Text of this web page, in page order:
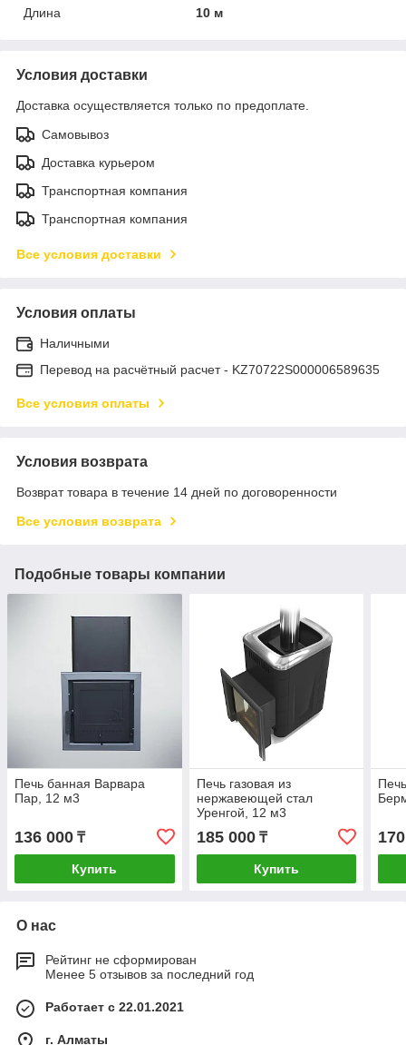
Длина
10 м
Условия доставки
Доставка осуществляется только по предоплате.
Самовывоз
Доставка курьером
Транспортная компания
Транспортная компания
Все условия доставки
Условия оплаты
Наличными
Перевод на расчётный расчет - KZ70722S000006589635
Все условия оплаты
Условия возврата
Возврат товара в течение 14 дней по договоренности
Все условия возврата
Подобные товары компании
Печь банная Варвара
Пар, 12 м3
136 000 ₸
Купить
Печь газовая из
нержавеющей стал
Уренгой, 12 м3
185 000₸
Купить
О нас
Рейтинг не сформирован
Менее 5 отзывов за последний год
Работает с 22.01.2021
г. Алматы